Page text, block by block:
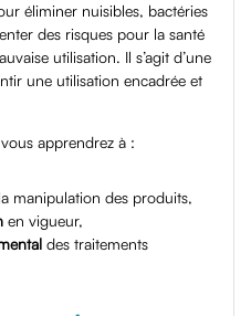
éliminer nuisibles, bactéries
des risques pour la santé
utilisation. Il s’agit d’une
une utilisation encadrée et
apprendrez à :
manipulation des produits,
en vigueur,
des traitements